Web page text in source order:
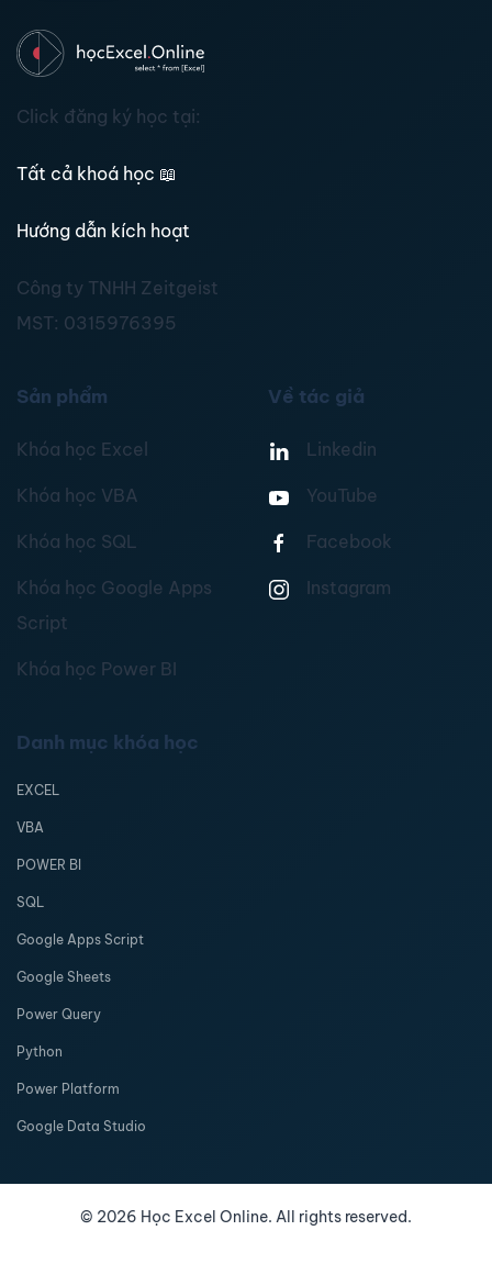
Click đăng ký học tại:
Tất cả khoá học 📖
Hướng dẫn kích hoạt
Công ty TNHH Zeitgeist
MST: 0315976395
Sản phẩm
Khóa học Excel
Khóa học VBA
Khóa học SQL
Khóa học Google Apps
Script
Khóa học Power BI
Về tác giả
Linkedin
YouTube
Facebook
Instagram
Danh mục khóa học
EXCEL
VBA
POWER BI
SQL
Google Apps Script
Google Sheets
Power Query
Python
Power Platform
Google Data Studio
© 2026 Học Excel Online. All rights reserved.